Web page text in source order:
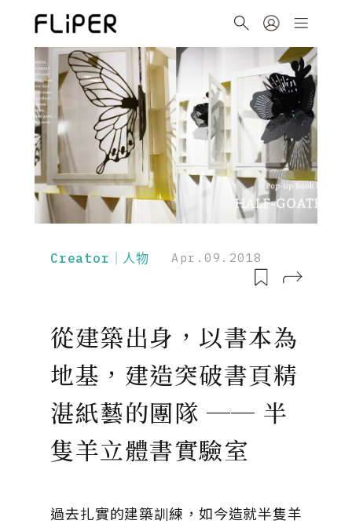
Creator｜人物 Apr.09.2018
從建築出身，以書本為
地基，建造突破書頁精
湛紙藝的團隊 ── 半
隻羊立體書實驗室
過去扎實的建築訓練，如今造就半隻羊